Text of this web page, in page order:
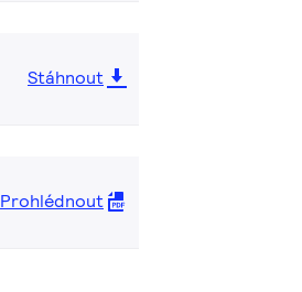
Stáhnout
Prohlédnout